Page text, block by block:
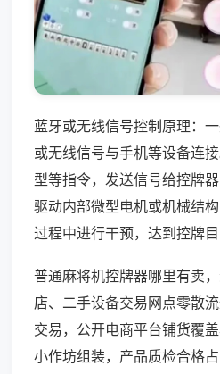
蓝牙或无线信号控制原理：
或无线信号与手机等设备连
型等指令，发送信号给控牌
驱动内部微型电机或机械结
过程中进行干预，达到控牌目
普通麻将机控牌器哪里有卖
店、二手设备交易网点零散
交易，公开电商平台铺货覆
小作坊组装，产品质检合格占